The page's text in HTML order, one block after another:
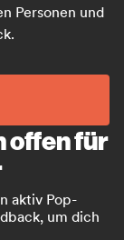
Personen und
offen für
aktiv Pop-
um dich